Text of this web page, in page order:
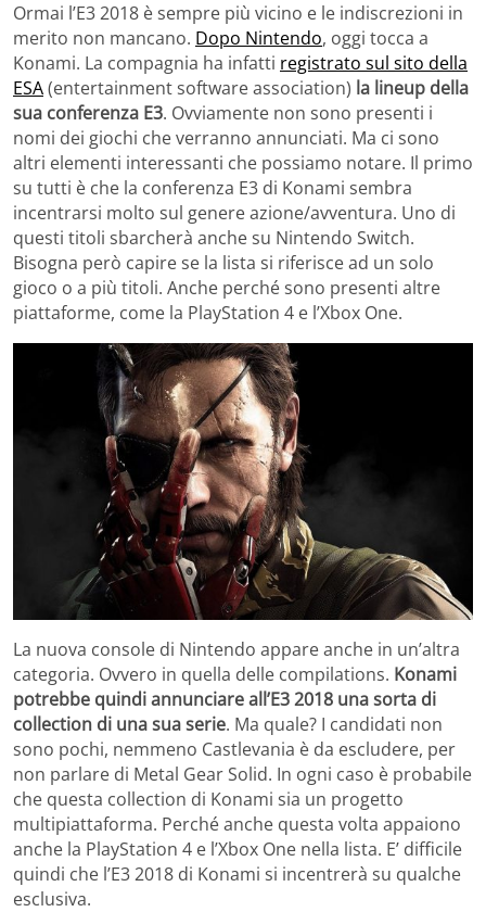
Ormai l’E3 2018 è sempre più vicino e le indiscrezioni in
merito non mancano. Dopo Nintendo, oggi tocca a
Konami. La compagnia ha infatti registrato sul sito della
ESA(entertainment software association) la lineup della
sua conferenza E3. Ovviamente non sono presenti i
nomi dei giochi che verranno annunciati. Ma ci sono
altri elementi interessanti che possiamo notare. Il primo
su tutti è che la conferenza E3 di Konami sembra
incentrarsi molto sul genere azione/avventura. Uno di
questi titoli sbarcherà anche su Nintendo Switch.
Bisogna però capire se la lista si riferisce ad un solo
gioco o a più titoli. Anche perché sono presenti altre
piattaforme, come la PlayStation 4 e l’Xbox One.
La nuova console di Nintendo appare anche in un’altra
categoria. Ovvero in quella delle compilations. Konami
potrebbe quindi annunciare all’E3 2018 una sorta di
collection di una sua serie. Ma quale? I candidati non
sono pochi, nemmeno Castlevania è da escludere, per
non parlare di Metal Gear Solid. In ogni caso è probabile
che questa collection di Konami sia un progetto
multipiattaforma. Perché anche questa volta appaiono
anche la PlayStation 4 e l’Xbox One nella lista. E’ difficile
quindi che l’E3 2018 di Konami si incentrerà su qualche
esclusiva.